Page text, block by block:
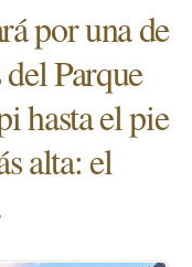
por una de
Parque
hasta el pie
alta: el